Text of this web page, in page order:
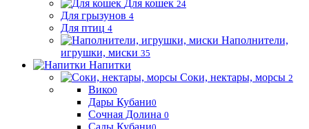
Для кошек 24
Для грызунов 4
Для птиц 4
Наполнители,
игрушки, миски 35
Напитки
Соки, нектары, морсы 2
Вико0
Дары Кубани0
Сочная Долина 0
Сады Кубани